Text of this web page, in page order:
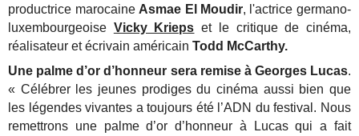
productrice marocaine Asmae El Moudir, l'actrice germano-
luxembourgeoise Vicky Krieps et le critique de cinéma,
réalisateur et écrivain américainTodd McCarthy.
Une palme d’or d’honneur sera remise à Georges Lucas.
« Célébrer les jeunes prodiges du cinéma aussi bien que
les légendes vivantes a toujours été l’ADN du festival. Nous
remettrons une palme d’or d’honneur à Lucas qui a fait